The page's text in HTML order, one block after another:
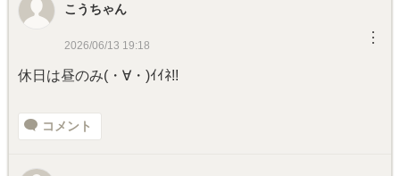
こうちゃん
2026/06/13 19:18 ︙
休日は昼のみ(・∀・)ｲｲﾈ!!
コメント